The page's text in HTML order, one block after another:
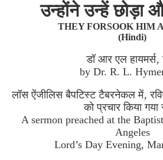
उन्होंने उन्हें छोड़ा
THEY FORSOOK HIM
(Hindi)
डॉ आर एल हायमर्स‚
by Dr. R. L.
लॉस ऐंजीलिस बैपटिस्ट टैबरनेकल में‚
को प्रचार किया
A sermon preached at the
Angeles
Lord’s Day Evening,